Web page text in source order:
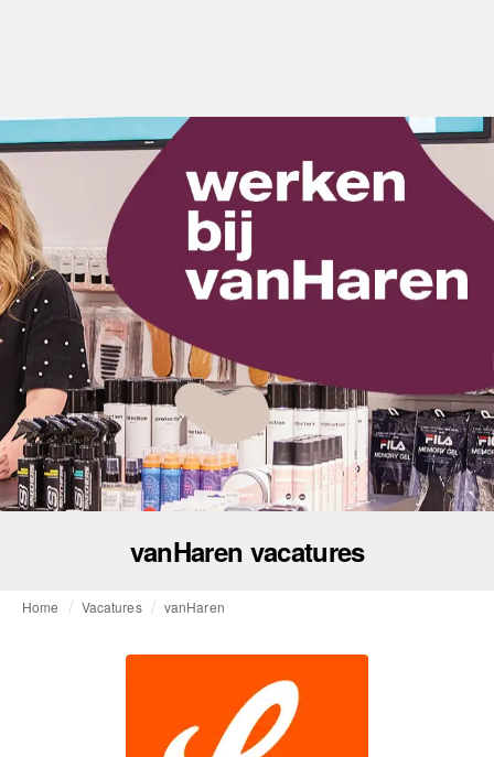
vanHaren vacatures
Home Vacatures vanHaren